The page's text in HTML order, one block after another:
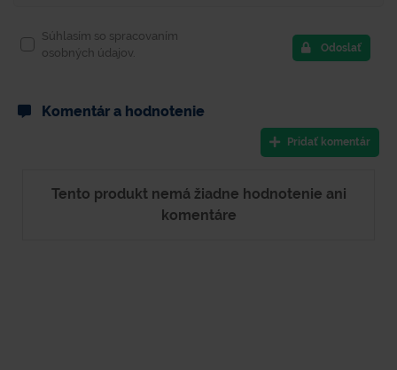
Súhlasím so spracovaním
osobných údajov.
Odoslať
Komentár a hodnotenie
Pridať komentár
Tento produkt nemá žiadne hodnotenie ani
komentáre